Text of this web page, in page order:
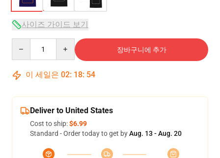
사이즈 가이드 보기
장바구니에 추가
이 세일은 02: 18: 53
Deliver to United States
Cost to ship:$6.99
Standard - Order today to get byAug. 13 - Aug. 20